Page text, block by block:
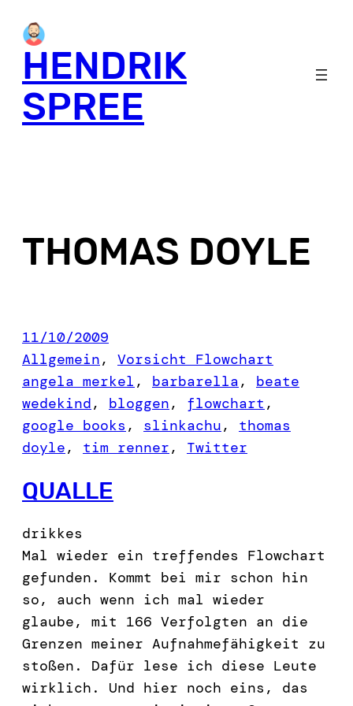
content
HENDRIK
SPREE
THOMAS DOYLE
11/10/2009
Allgemein, Vorsicht Flowchart
angela merkel , barbarella, beate
wedekind, bloggen, flowchart
google books , slinkachu, thomas
doyle, tim renner, Twitter
QUALLE
drikkes
Mal wieder ein treffendes Flowchart
gefunden. Kommt bei mir schon hin
so, auch wenn ich mal wieder
glaube, mit 166 Verfolgten an die
Grenzen meiner Aufnahmefähigkeit zu
stoßen. Dafür lese ich diese Leute
wirklich. Und hier noch eins, das